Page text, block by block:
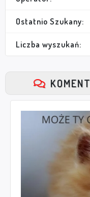
Ostatnio Szukany:
Liczba wyszukań: